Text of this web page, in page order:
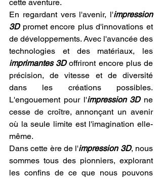
cette aventure.
En regardant vers l'avenir, l'impression
3D promet encore plus d'innovations et
de développements. Avec l'avancée des
imprimantes 3D offriront encore plus de
précision, de vitesse et de diversité
dans les créations possibles.
L'engouement pour l'impression 3D ne
cesse de croître, annonçant un avenir
où la seule limite est l'imagination elle-
même.
Dans cette ère de l'impression 3D, nous
sommes tous des pionniers, explorant
les confins de ce que nous pouvons